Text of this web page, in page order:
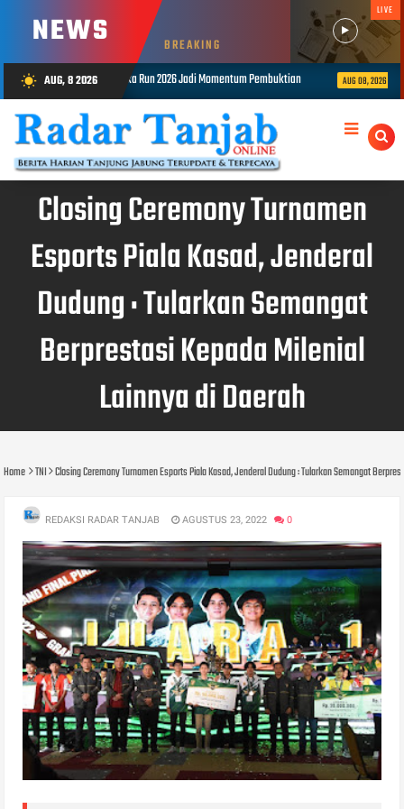
NEWS BREAKING
LIVE
wb_sunny AUG, 8 2026
Run 2026 Jadi Momentum Pembuktian AUG 08, 2026 Polsek Kota Baru Tangkap
Closing Ceremony Turnamen
Esports Piala Kasad, Jenderal
Dudung : Tularkan Semangat
Berprestasi Kepada Milenial
Lainnya di Daerah
Home TNI Closing Ceremony Turnamen Esports Piala Kasad, Jenderal Dudung : Tularkan Semangat
REDAKSI RADAR TANJAB AGUSTUS 23, 2022 0